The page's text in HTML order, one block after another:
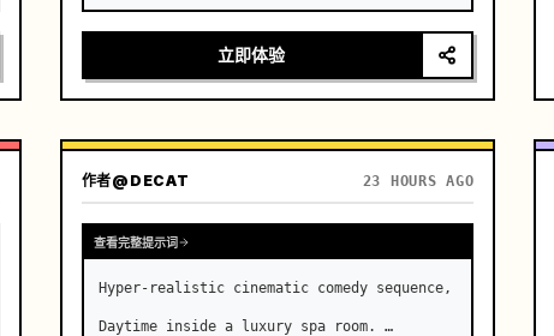
立即体验
作者@DECAT 23 HOURS AGO
查看完整提示词
Hyper-realistic cinematic comedy sequence,
Daytime inside a luxury spa room. …